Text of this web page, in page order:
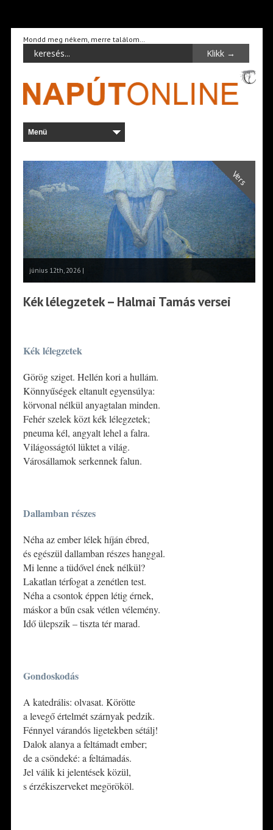
Mondd meg nékem, merre találom…
Vers
június 12th, 2026 |
Kék lélegzetek – Halmai Tamás versei
Kék lélegzetek
Görög sziget. Hellén kori a hullám.
Könnyűségek eltanult egyensúlya:
körvonal nélkül anyagtalan minden.
Fehér szelek közt kék lélegzetek;
pneuma kél, angyalt lehel a falra.
Világosságtól lüktet a világ.
Városállamok serkennek falun.
Dallamban részes
Néha az ember lélek híján ébred,
és egészül dallamban részes hanggal.
Mi lenne a tüdővel ének nélkül?
Lakatlan térfogat a zenétlen test.
Néha a csontok éppen létig érnek,
máskor a bűn csak vétlen vélemény.
Idő ülepszik – tiszta tér marad.
Gondoskodás
A katedrális: olvasat. Körötte
a levegő értelmét szárnyak pedzik.
Fénnyel várandós ligetekben sétálj!
Dalok alanya a feltámadt ember;
de a csöndeké: a feltámadás.
Jel válik ki jelentések közül,
s érzékiszerveket megörököl.